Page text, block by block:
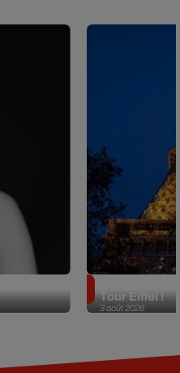
3 août 2026
Tour Eiffel !